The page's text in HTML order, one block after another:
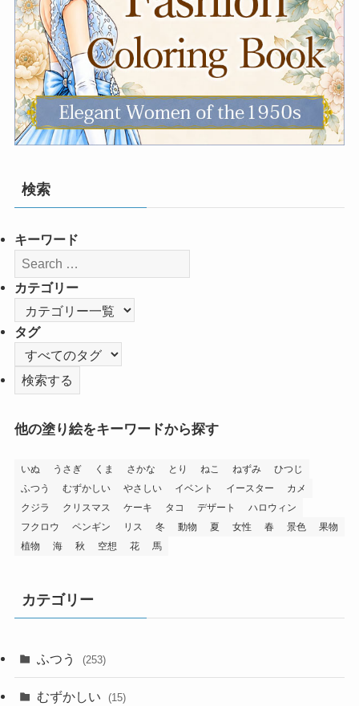
検索
キーワード
カテゴリー
タグ
他の塗り絵をキーワードから探す
いぬ うさぎ くま さかな とり ねこ ねずみ
ひつじ
ふつう
むずかしい やさしい イベント イースター
カメ
クジラ
クリスマス ケーキ タコ デザート
ハロウィン
フクロウ
ペンギン リス 冬 動物 夏 女性 春 景色
果物
植物
海 秋 空想 花 馬
カテゴリー
ふつう (253)
むずかしい (15)